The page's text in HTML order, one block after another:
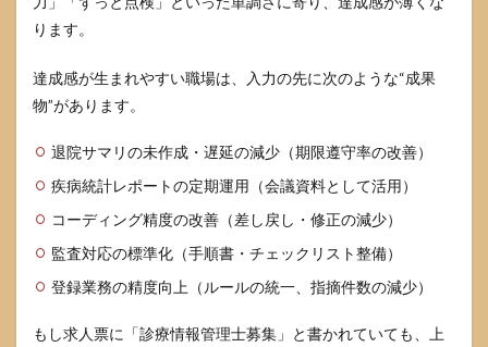
会の
一次
受験
スケ
ール
を固
定す
勉強
計画
は
囲を
ります。
達成感が生まれやすい職場は、入力の先に次のような“成果
物”があります。
退院サマリの未作成・遅延の減少（期限遵守率の改善）
疾病統計レポートの定期運用（会議資料として活用）
コーディング精度の改善（差し戻し・修正の減少）
監査対応の標準化（手順書・チェックリスト整備）
登録業務の精度向上（ルールの統一、指摘件数の減少）
もし求人票に「診療情報管理士募集」と書かれていても、上